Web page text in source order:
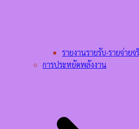
รายงานรายรับ-รายจ่ายจ
การประหยัดพลังงาน